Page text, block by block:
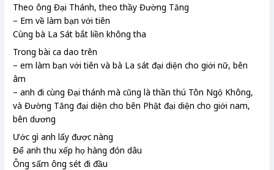
Theo ông Đại Thánh, theo thầy Đường Tăng
– Em về làm bạn với tiên
Cùng bà La Sát bắt liền không tha
Trong bài ca dao trên
– em làm bạn với tiên và bà La sát đại diện cho giới nữ, bên
âm
– anh đi cùng Đại thánh mà cũng là thần thú Tôn Ngộ Không,
và Đường Tăng đại diện cho bên Phật đại diện cho giới nam,
bên dương
Ước gì anh lấy được nàng
Để anh thu xếp họ hàng đón dâu
Ông sấm ông sét đi đầu